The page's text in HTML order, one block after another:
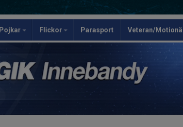
Pojkar Flickor Parasport Veteran/